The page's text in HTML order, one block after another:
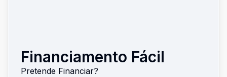
Financiamento Fácil
Pretende Financiar?